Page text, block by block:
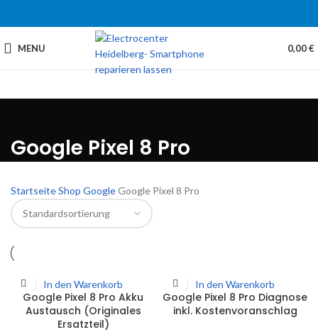
MENU 0,00€
Google Pixel 8 Pro
StartseiteShop GoogleGoogle Pixel 8 Pro
In den Warenkorb
Google Pixel 8 Pro Akku
Austausch (Originales
Ersatzteil)
In den Warenkorb
Google Pixel 8 Pro Diagnose
inkl. Kostenvoranschlag